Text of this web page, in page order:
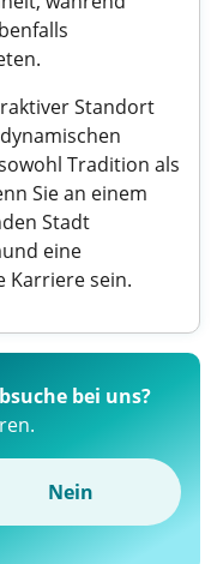
Standort
Tradition als
Sie an einem
Stadt
eine
Karriere sein.
bei uns?
Nein